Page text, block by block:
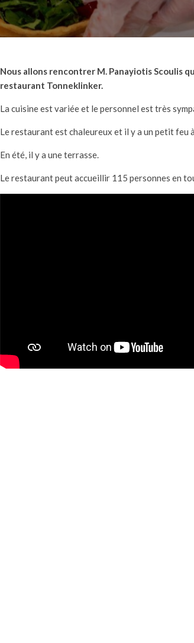
Nous allons rencontrer M. Panayiotis Scoulis
restaurant Tonneklinker.
La cuisine est variée et le personnel est très
Le restaurant est chaleureux et il y a un petit feu
En été, il y a une terrasse.
Le restaurant peut accueillir 115 personnes en